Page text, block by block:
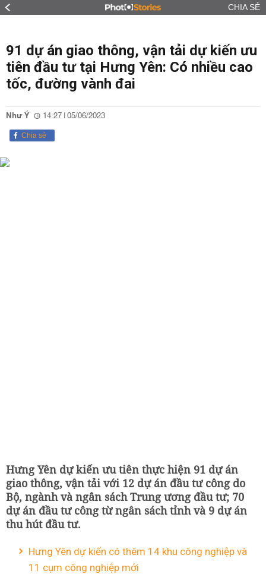
CHIA SẺ
91 dự án giao thông, vận tải dự kiến ưu
tiên đầu tư tại Hưng Yên: Có nhiều cao
tốc, đường vành đai
Như Ý 14:27 | 05/06/2023
Chia sẻ
Hưng Yên dự kiến ưu tiên thực hiện 91 dự án
giao thông, vận tải với 12 dự án đầu tư công do
Bộ, ngành và ngân sách Trung ương đầu tư; 70
dự án đầu tư công từ ngân sách tỉnh và 9 dự án
thu hút đầu tư.
Hưng Yên dự kiến có thêm 14 khu công nghiệp và
11 cụm công nghiệp mới